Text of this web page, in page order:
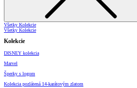
Všetky Kolekcie
Všetky Kolekcie
Kolekcie
DISNEY kolekcia
Marvel
Šperky s logom
Kolekcia pozlátená 14-karátovým zlatom